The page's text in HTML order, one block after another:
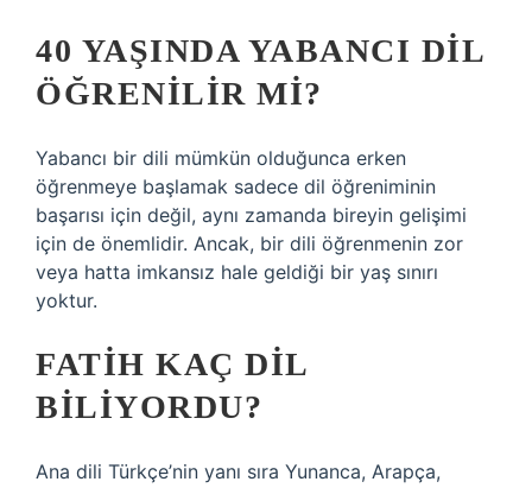
40 YAŞINDA YABANCI DIL
ÖĞRENILIR MI?
Yabancı bir dili mümkün olduğunca erken
öğrenmeye başlamak sadece dil öğreniminin
başarısı için değil, aynı zamanda bireyin gelişimi
için de önemlidir. Ancak, bir dili öğrenmenin zor
veya hatta imkansız hale geldiği bir yaş sınırı
yoktur.
FATIH KAÇ DIL
BILIYORDU?
Ana dili Türkçe’nin yanı sıra Yunanca, Arapça,